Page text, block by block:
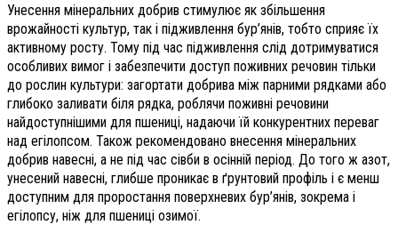
Унесення мінеральних добрив стимулює як збільшення
врожайності культур, так і підживлення бур’янів, тобто сприяє їх
активному росту. Тому під час підживлення слід дотримуватися
особливих вимог і забезпечити доступ поживних речовин тільки
до рослин культури: загортати добрива між парними рядками або
глибоко заливати біля рядка, роблячи поживні речовини
найдоступнішими для пшениці, надаючи їй конкурентних переваг
над егілопсом. Також рекомендовано внесення мінеральних
добрив навесні, а не під час сівби в осінній період. До того ж азот,
унесений навесні, глибше проникає в ґрунтовий профіль і є менш
доступним для проростання поверхневих бур’янів, зокрема і
егілопсу, ніж для пшениці озимої.